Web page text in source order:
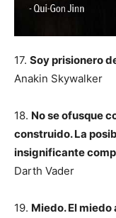
17. Soy prisionero
Anakin Skywalker
18. No se ofusque
construido. La
insignificante
Darth Vader
19. Miedo. El